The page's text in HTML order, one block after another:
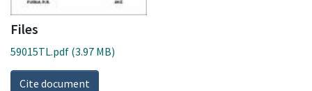
Files
59015TL.pdf (3.97 MB)
Cite document